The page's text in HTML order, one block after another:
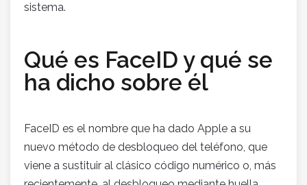
sistema.
Qué es FaceID y qué se
ha dicho sobre él
FaceID es el nombre que ha dado Apple a su
nuevo método de desbloqueo del teléfono, que
viene a sustituir al clásico código numérico o, más